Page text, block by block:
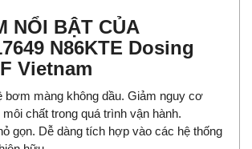
NỔI BẬT CỦA
N86KTE Dosing
Vietnam
bơm màng không dầu. Giảm nguy cơ
môi chất trong quá trình vận hành.
gọn. Dễ dàng tích hợp vào các hệ thống